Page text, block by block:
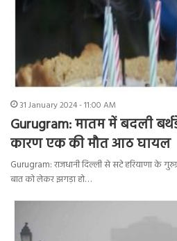
31 January 2024 - 11:00 AM
Gurugram: मातम में बदली
कारण एक की मौत आठ घायल
Gurugram: राजधानी दिल्ली से सटे हरियाणा के
बात को लेकर झगड़ा हो…